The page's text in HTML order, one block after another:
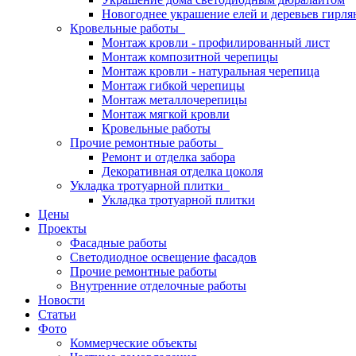
Новогоднее украшение елей и деревьев
Кровельные работы
Монтаж кровли - профилированный лист
Монтаж композитной черепицы
Монтаж кровли - натуральная черепица
Монтаж гибкой черепицы
Монтаж металлочерепицы
Монтаж мягкой кровли
Кровельные работы
Прочие ремонтные работы
Ремонт и отделка забора
Декоративная отделка цоколя
Укладка тротуарной плитки
Укладка тротуарной плитки
Цены
Проекты
Фасадные работы
Светодиодное освещение фасадов
Прочие ремонтные работы
Внутренние отделочные работы
Новости
Статьи
Фото
Коммерческие объекты